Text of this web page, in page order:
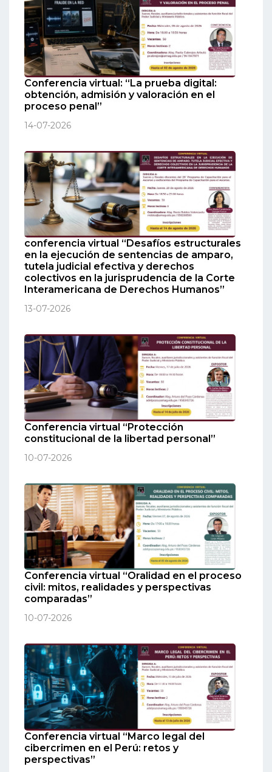
Conferencia virtual: “La prueba digital:
obtención, admisión y valoración en el
proceso penal”
14-07-2026
conferencia virtual “Desafíos estructurales
en la ejecución de sentencias de amparo,
tutela judicial efectiva y derechos
colectivos en la jurisprudencia de la Corte
Interamericana de Derechos Humanos”
13-07-2026
Conferencia virtual “Protección
constitucional de la libertad personal”
10-07-2026
Conferencia virtual “Oralidad en el proceso
civil: mitos, realidades y perspectivas
comparadas”
10-07-2026
Conferencia virtual “Marco legal del
cibercrimen en el Perú: retos y
perspectivas”